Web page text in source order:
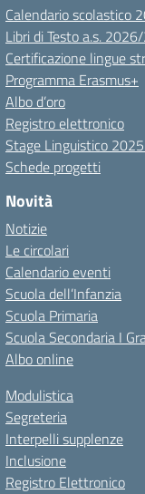
Calendario scolastico
Libri di Testo a.s.
Certificazione lingue
Programma Erasmus+
Albo d’oro
Registro elettronico
Stage Linguistico
Schede progetti
Novità
Notizie
Le circolari
Calendario eventi
Scuola dell’Infanzia
Scuola Primaria
Scuola Secondaria I
Albo online
Modulistica
Segreteria
Interpelli supplenze
Inclusione
Registro Elettronico